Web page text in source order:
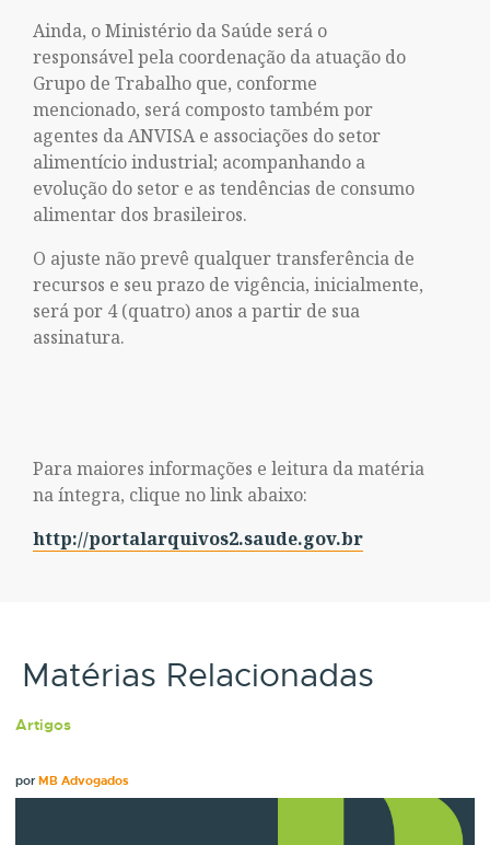
Ainda, o Ministério da Saúde será o
responsável pela coordenação da atuação do
Grupo de Trabalho que, conforme
mencionado, será composto também por
agentes da ANVISA e associações do setor
alimentício industrial; acompanhando a
evolução do setor e as tendências de consumo
alimentar dos brasileiros.
O ajuste não prevê qualquer transferência de
recursos e seu prazo de vigência, inicialmente,
será por 4 (quatro) anos a partir de sua
assinatura.
Para maiores informações e leitura da matéria
na íntegra, clique no link abaixo:
http://portalarquivos2.saude.gov.br
Matérias Relacionadas
Artigos
porMB Advogados